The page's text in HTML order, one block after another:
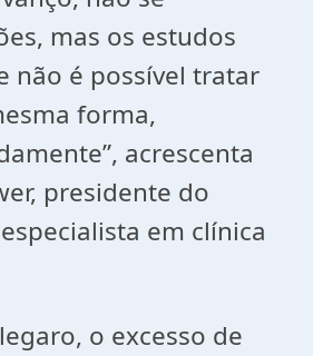
mas os estudos
não é possível tratar
forma,
acrescenta
presidente do
em clínica
o excesso de